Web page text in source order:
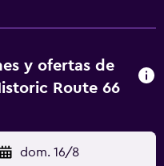
y bañera
navegar por la web
de negocios
llamadas locales
y ofertas de
Route 66
dom. 16/8